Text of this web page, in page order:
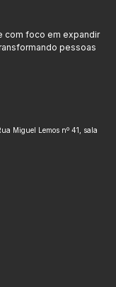
com foco em expandir
pessoas
Miguel Lemos nº 41, sala